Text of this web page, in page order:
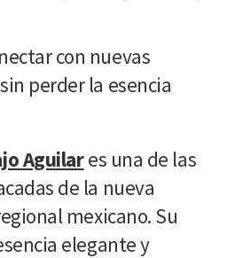
con nuevas
perder la esencia
Aguilares una de las
de la nueva
mexicano. Su
elegante y